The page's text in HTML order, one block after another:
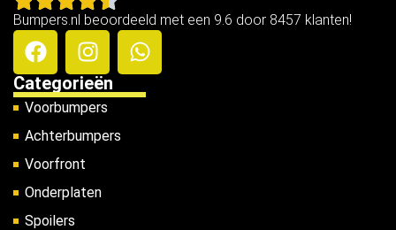
Bumpers.nl beoordeeld met een 9.6 door 8457 klanten!
Categorieën
Voorbumpers
Achterbumpers
Voorfront
Onderplaten
Spoilers